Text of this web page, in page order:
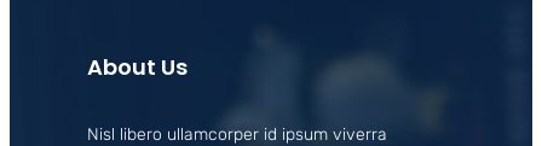
About Us
Nisl libero ullamcorper id ipsum viverra